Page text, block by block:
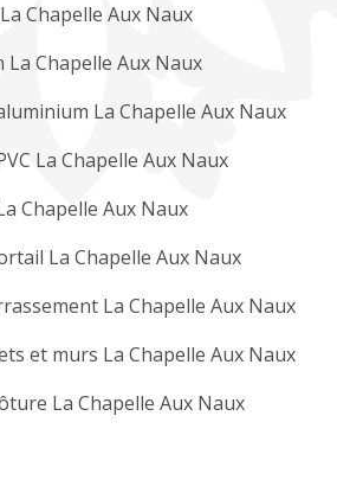
Chapelle Aux Naux
Chapelle Aux Naux
La Chapelle Aux Naux
La Chapelle Aux Naux
Chapelle Aux Naux
La Chapelle Aux Naux
La Chapelle Aux Naux
et murs La Chapelle Aux Naux
La Chapelle Aux Naux